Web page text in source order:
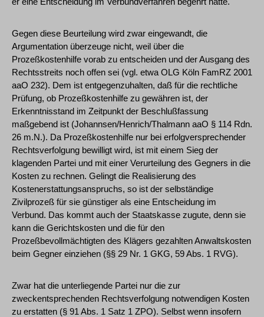
Gegen diese Beurteilung wird zwar eingewandt, die
Argumentation überzeuge nicht, weil über die
Prozeßkostenhilfe vorab zu entscheiden und der Ausgang des
Rechtsstreits noch offen sei (vgl. etwa OLG Köln FamRZ 2001
aaO 232). Dem ist entgegenzuhalten, daß für die rechtliche
Prüfung, ob Prozeßkostenhilfe zu gewähren ist, der
Erkenntnisstand im Zeitpunkt der Beschlußfassung
maßgebend ist (Johannsen/Henrich/Thalmann aaO § 114 Rdn.
26 m.N.). Da Prozeßkostenhilfe nur bei erfolgversprechender
Rechtsverfolgung bewilligt wird, ist mit einem Sieg der
klagenden Partei und mit einer Verurteilung des Gegners in die
Kosten zu rechnen. Gelingt die Realisierung des
Kostenerstattungsanspruchs, so ist der selbständige
Zivilprozeß für sie günstiger als eine Entscheidung im
Verbund. Das kommt auch der Staatskasse zugute, denn sie
kann die Gerichtskosten und die für den
Prozeßbevollmächtigten des Klägers gezahlten Anwaltskosten
beim Gegner einziehen (§§ 29 Nr. 1 GKG, 59 Abs. 1 RVG).
Zwar hat die unterliegende Partei nur die zur
zweckentsprechenden Rechtsverfolgung notwendigen Kosten
zu erstatten (§ 91 Abs. 1 Satz 1 ZPO). Selbst wenn insofern